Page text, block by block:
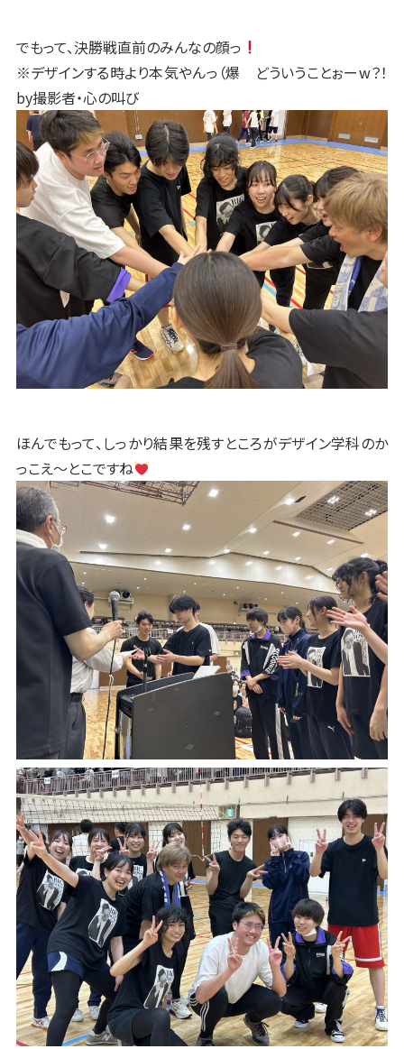
でもって、決勝戦直前のみんなの顔っ
※デザインする時より本気やんっ（爆 どういうことぉーw？！
by撮影者・心の叫び
ほんでもって、しっかり結果を残すところがデザイン学科のか
っこえ〜とこですね